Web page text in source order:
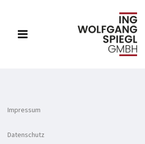
Impressum
Datenschutz